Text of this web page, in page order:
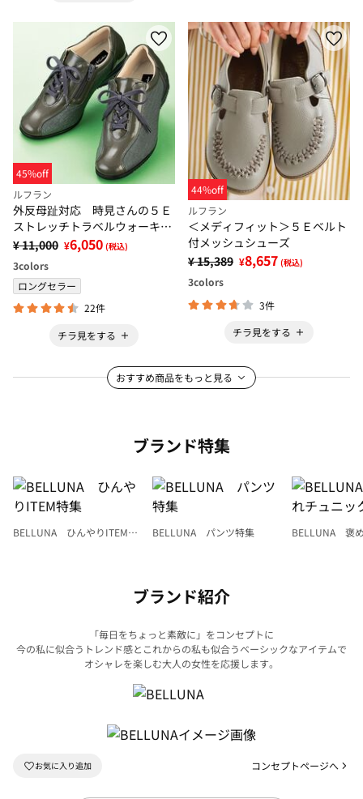
45%off
ルフラン
外反母趾対応 時見さんの５Ｅ
ストレッチトラベルウォーキン
グ
¥ 11,000 ¥6,050 (税込)
3colors
ロングセラー
22件
チラ見をする
44%off
ルフラン
＜メディフィット＞５Ｅベルト
付メッシュシューズ
¥ 15,389 ¥8,657 (税込)
3colors
3件
チラ見をする
おすすめ商品をもっと見る
ブランド特集
BELLUNA ひんやりITEM特
BELLUNA パンツ特集
BELLUNA 褒
ブランド紹介
「毎日をちょっと素敵に」をコンセプトに
今の私に似合うトレンド感とこれからの私も似合うベーシックなアイテムで
オシャレを楽しむ大人の女性を応援します。
コンセプトページへ